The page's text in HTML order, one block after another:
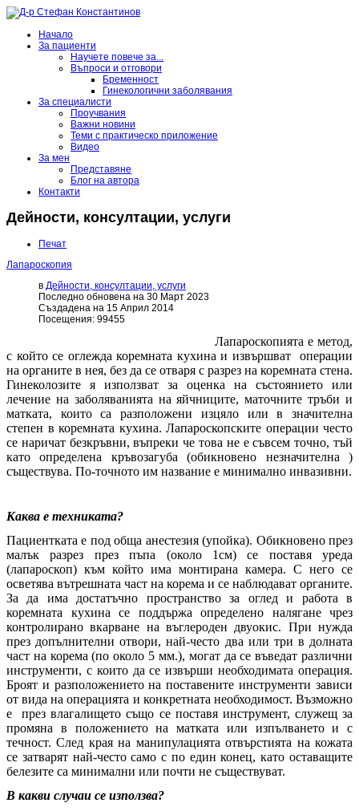
Начало
За пациенти
Научете повече за...
Въпроси и отговори
Бременност
Гинекологични заболявания
За специалисти
Проучвания
Важни новини
Теми с практическо приложение
Видео
За мен
Представяне
Блог на автора
Контакти
Дейности, консултации, услуги
Печат
Лапароскопия
в Дейности, консултации, услуги
Последно обновена на 30 Март 2023
Създадена на 15 Април 2014
Посещения: 99455
Лапароскопията е метод,
с който се оглежда коремната кухина и извършват операции
на органите в нея, без да се отваря с разрез на коремната стена.
Гинеколозите я използват за оценка на състоянието или
лечение на заболяванията на яйчниците, маточните тръби и
матката, които са разположени изцяло или в значителна
степен в коремната кухина. Лапароскопските операции често
се наричат безкръвни, въпреки че това не е съвсем точно, тъй
като определена кръвозагуба (обикновено незначителна )
съществува. По-точното им название е минимално инвазивни.
Каква е техниката?
Пациентката е под обща анестезия (упойка). Обикновено през
малък разрез през пъпа (около 1см) се поставя уреда
(лапароскоп) към който има монтирана камера. С него се
осветява вътрешната част на корема и се наблюдават органите.
За да има достатъчно пространство за оглед и работа в
коремната кухина се поддържа определено налягане чрез
контролирано вкарване на въглероден двуокис. При нужда
през допълнителни отвори, най-често два или три в долната
част на корема (по около 5 мм.), могат да се въведат различни
инструменти, с които да се извърши необходимата операция.
Броят и разположението на поставените инструменти зависи
от вида на операцията и конкретната необходимост. Възможно
е през влагалището също се поставя инструмент, служещ за
промяна в положението на матката или изпълването и с
течност. След края на манипулацията отвърстията на кожата
се затварят най-често само с по един конец, като оставащите
белезите са минимални или почти не съществуват.
В какви случаи се използва?